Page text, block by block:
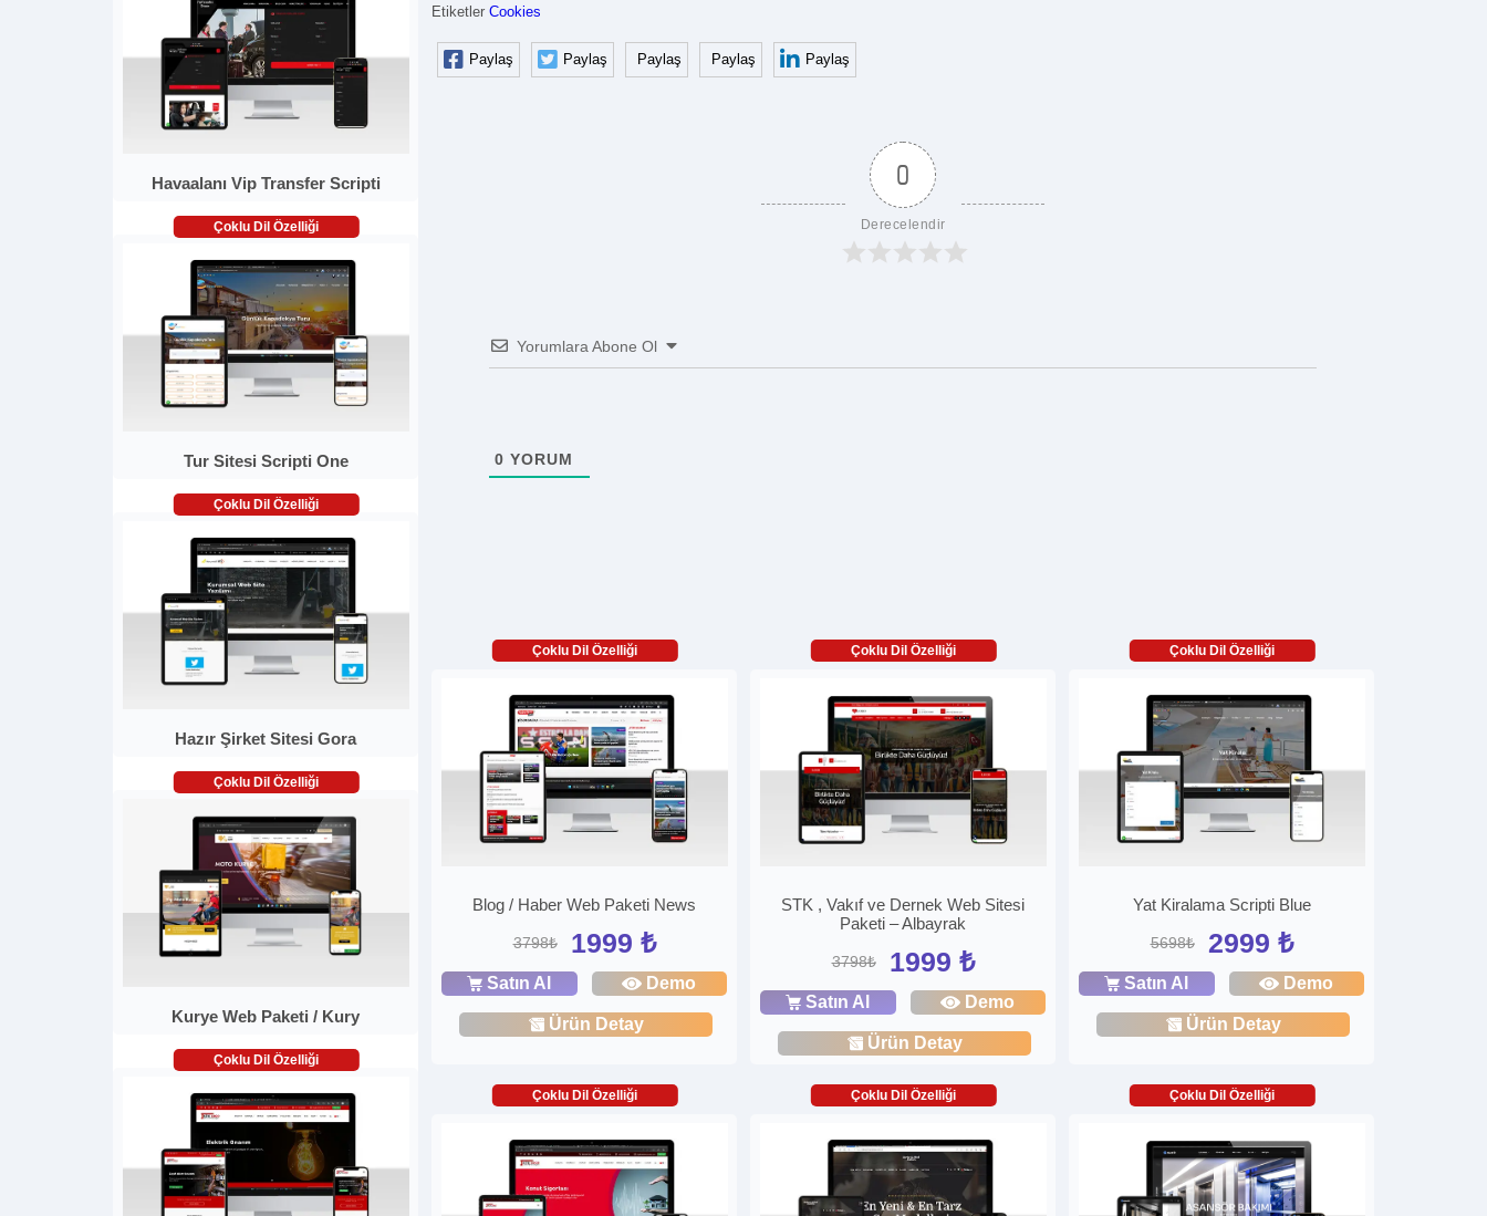
Havaalanı Vip Transfer Scripti
Çoklu Dil Özelliği
Tur Sitesi Scripti One
Çoklu Dil Özelliği
Hazır Şirket Sitesi Gora
Çoklu Dil Özelliği
Kurye Web Paketi / Kury
Çoklu Dil Özelliği
Etiketler Cookies
Paylaş Paylaş Paylaş Paylaş Paylaş
0
Derecelendir
Yorumlara Abone Ol
0 YORUM
Çoklu Dil Özelliği
Blog / Haber Web Paketi News
3798₺ 1999 ₺
Satın Al Demo
Ürün Detay
Çoklu Dil Özelliği
STK , Vakıf ve Dernek Web Sitesi
Paketi – Albayrak
3798₺ 1999 ₺
Satın Al Demo
Ürün Detay
Çoklu Dil Özelliği
Yat Kiralama Scripti Blue
5698₺ 2999 ₺
Satın Al Demo
Ürün Detay
Çoklu Dil Özelliği Çoklu Dil Özelliği Çoklu Dil Özelliği